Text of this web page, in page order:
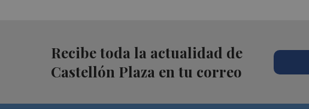
Recibe toda la actualidad de
Castellón Plaza en tu correo